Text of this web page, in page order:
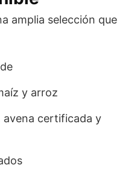
amplia selección que
y arroz
avena certificada y